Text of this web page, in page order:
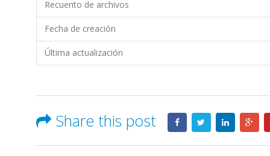
Recuento de archivos
Fecha de creación
Última actualización
Share this post